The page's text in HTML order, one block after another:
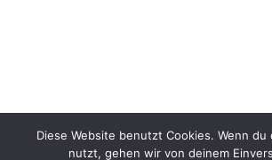
Diese Website benutzt Cookies. Wenn
nutzt, gehen wir von deinem